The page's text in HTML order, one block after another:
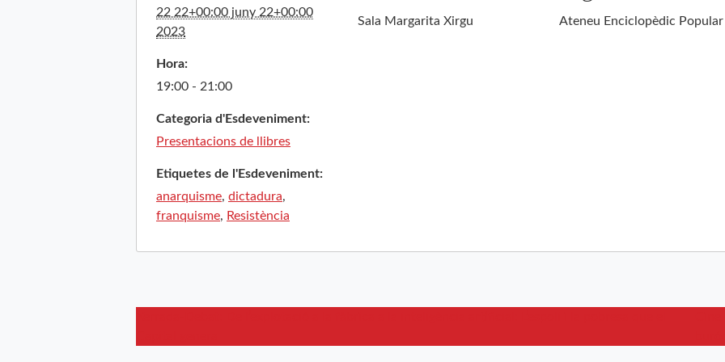
22 22+00:00 juny 22+00:00
2023
Hora:
19:00 - 21:00
Categoria d'Esdeveniment:
Presentacions de llibres
Etiquetes de l'Esdeveniment:
anarquisme, dictadura,
franquisme, Resistència
Sala Margarita Xirgu Ateneu Enciclopèdic Popular